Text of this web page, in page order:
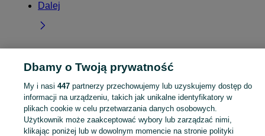
Dalej
Strona główna Wielkopolskie Orla
KATEGORIA
Zobacz
Dbamy o Twoją prywatność
My i nasi 447partnerzy przechowujemy lub uzyskujemy dostęp do
informacji na urządzeniu, takich jak unikalne identyfikatory w
plikach cookie w celu przetwarzania danych osobowych.
Użytkownik może zaakceptować wybory lub zarządzać nimi,
klikając poniżej lub w dowolnym momencie na stronie polityki